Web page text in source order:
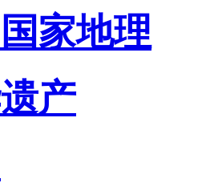
家地理
产